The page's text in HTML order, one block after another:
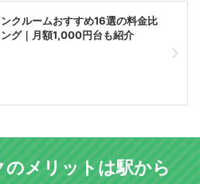
クルームおすすめ16選の料金比
グ｜月額1,000円台も紹介
メリットは駅から